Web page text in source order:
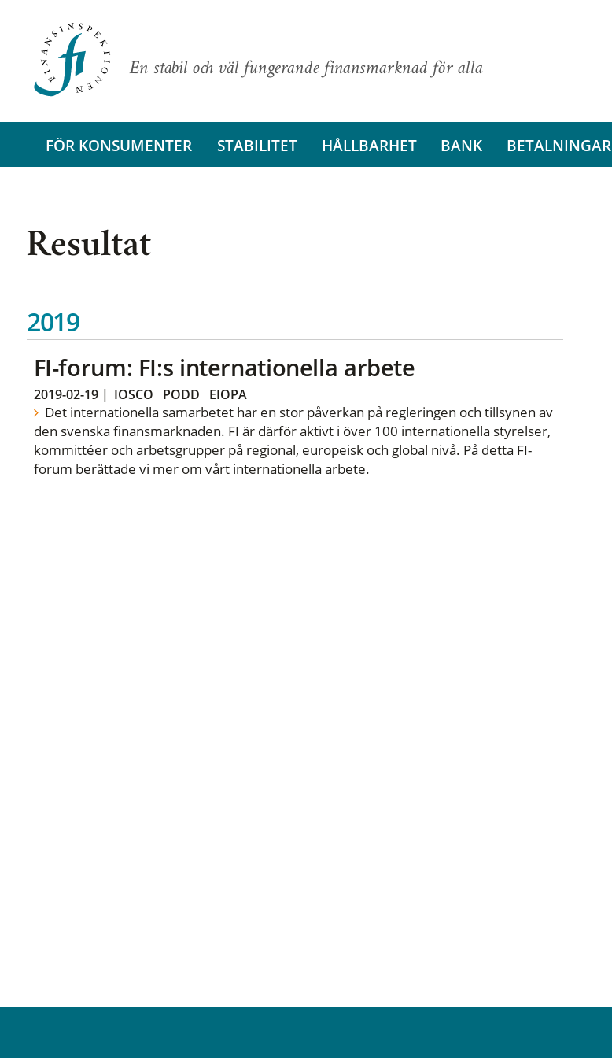
En stabil och väl fungerande finansmarknad för alla
FÖR KONSUMENTER STABILITET HÅLLBARHET BANK BETALNINGAR
Resultat
2019
FI-forum: FI:s internationella arbete
2019-02-19| IOSCO PODD EIOPA
Det internationella samarbetet har en stor påverkan på regleringen och tillsynen av
den svenska finansmarknaden. FI är därför aktivt i över 100 internationella styrelser,
kommittéer och arbetsgrupper på regional, europeisk och global nivå. På detta FI-
forum berättade vi mer om vårt internationella arbete.